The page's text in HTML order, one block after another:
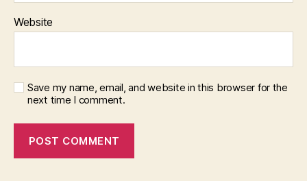
Website
Save my name, email, and website in this browser for the
next time I comment.